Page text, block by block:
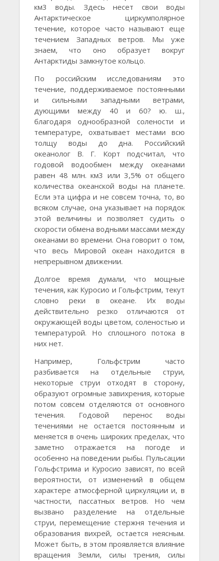
км3 воды. Здесь несет свои воды
Антарктическое циркумполярное
течение, которое часто называют еще
течением Западных ветров. Мы уже
знаем, что оно образует вокруг
Антарктиды замкнутое кольцо.
По российским исследованиям это
течение, поддерживаемое постоянными
и сильными западными ветрами,
дующими между 40 и 60? ю. ш.,
благодаря однообразной солености и
температуре, охватывает местами всю
толщу воды до дна. Российский
океанолог В. Г. Корт подсчитал, что
годовой водообмен между океанами
равен 48 млн. км3 или 3,5% от общего
количества океанской воды на планете.
Если эта цифра и не совсем точна, то, во
всяком случае, она указывает на порядок
этой величины и позволяет судить о
скорости обмена водными массами между
океанами во времени. Она говорит о том,
что весь Мировой океан находится в
непрерывном движении.
Долгое время думали, что мощные
течения, как Куросио и Гольфстрим, текут
словно реки в океане. Их воды
действительно резко отличаются от
окружающей воды цветом, соленостью и
температурой. Но сплошного потока в
них нет.
Например, Гольфстрим часто
разбивается на отдельные струи,
некоторые струи отходят в сторону,
образуют огромные завихрения, которые
потом совсем отделяются от основного
течения. Годовой перенос воды
течениями не остается постоянным и
меняется в очень широких пределах, что
заметно отражается на погоде и
особенно на поведении рыбы. Пульсации
Гольфстрима и Куросио зависят, по всей
вероятности, от изменений в общем
характере атмосферной циркуляции и, в
частности, пассатных ветров. Но чем
вызвано разделение на отдельные
струи, перемещение стержня течения и
образования вихрей, остается неясным.
Может быть, в этом проявляется влияние
вращения Земли, силы трения, силы